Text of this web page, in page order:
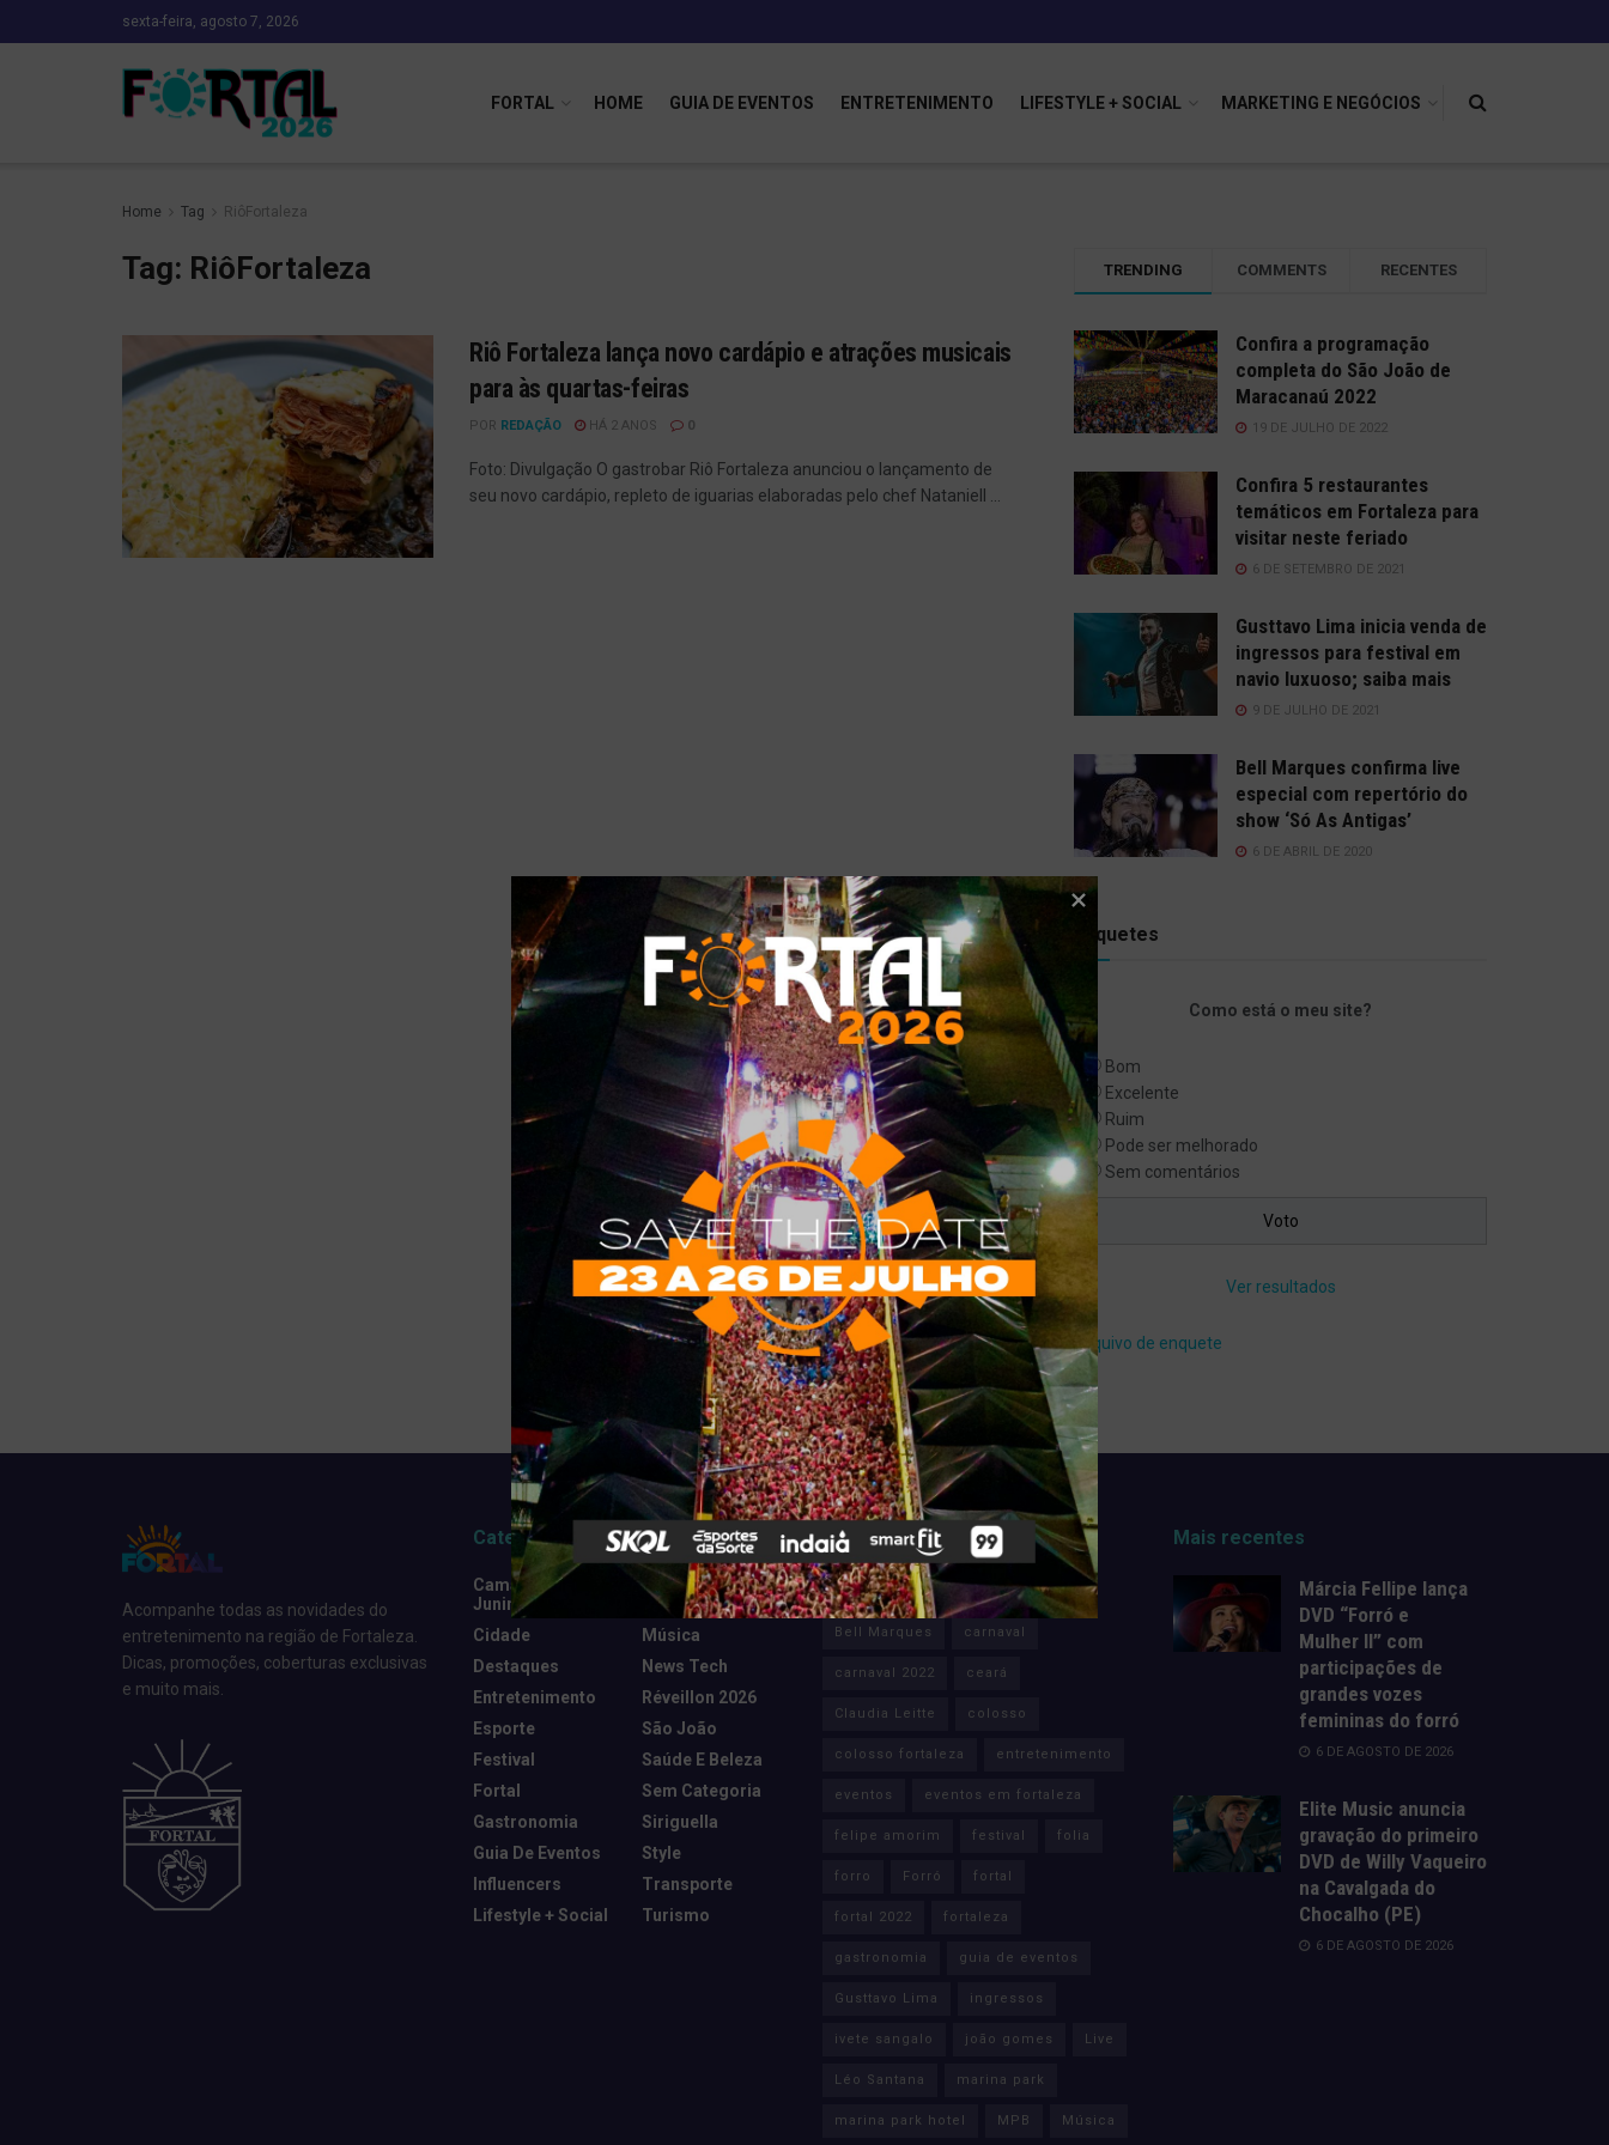
sexta-feira, agosto 7, 2026
FORTAL HOME GUIA DE EVENTOS ENTRETENIMENTO LIFESTYLE + SOCIAL MARKETING E NEGÓCIOS
Home Tag RiôFortaleza
Tag: RiôFortaleza
Riô Fortaleza lança novo cardápio e atrações musicais
para às quartas-feiras
POR REDAÇÃO HÁ 2 ANOS 0
Foto: Divulgação O gastrobar Riô Fortaleza anunciou o lançamento de
seu novo cardápio, repleto de iguarias elaboradas pelo chef Nataniell ...
TRENDING COMMENTS RECENTES
Confira a programação
completa do São João de
Maracanaú 2022
19 DE JULHO DE 2022
Confira 5 restaurantes
temáticos em Fortaleza para
visitar neste feriado
6 DE SETEMBRO DE 2021
Gusttavo Lima inicia venda de
ingressos para festival em
navio luxuoso; saiba mais
9 DE JULHO DE 2021
Bell Marques confirma live
especial com repertório do
show ‘Só As Antigas’
6 DE ABRIL DE 2020
Enquetes
Como está o meu site?
Bom
Excelente
Ruim
Pode ser melhorado
Sem comentários
Ver resultados
Arquivo de enquete
Acompanhe todas as novidades do
entretenimento na região de Fortaleza.
Dicas, promoções, coberturas exclusivas
e muito mais.
Categorias
Camarote Vip
Junino
Cidade
Destaques
Entretenimento
Esporte
Festival
Fortal
Gastronomia
Guia De Eventos
Influencers
Lifestyle + Social
Marketing E
Negócios
Música
News Tech
Réveillon 2026
São João
Saúde E Beleza
Sem Categoria
Siriguella
Style
Transporte
Turismo
Tags
Anitta Axé Banda Eva
Bell Marques carnaval
carnaval 2022 ceará
Claudia Leitte colosso
colosso fortaleza entretenimento
eventos eventos em fortaleza
felipe amorim festival folia
forro Forró fortal
fortal 2022 fortaleza
gastronomia guia de eventos
Gusttavo Lima ingressos
ivete sangalo joão gomes Live
Léo Santana marina park
marina park hotel MPB Música
Mais recentes
Márcia Fellipe lança
DVD “Forró e
Mulher II” com
participações de
grandes vozes
femininas do forró
6 DE AGOSTO DE 2026
Elite Music anuncia
gravação do primeiro
DVD de Willy Vaqueiro
na Cavalgada do
Chocalho (PE)
6 DE AGOSTO DE 2026